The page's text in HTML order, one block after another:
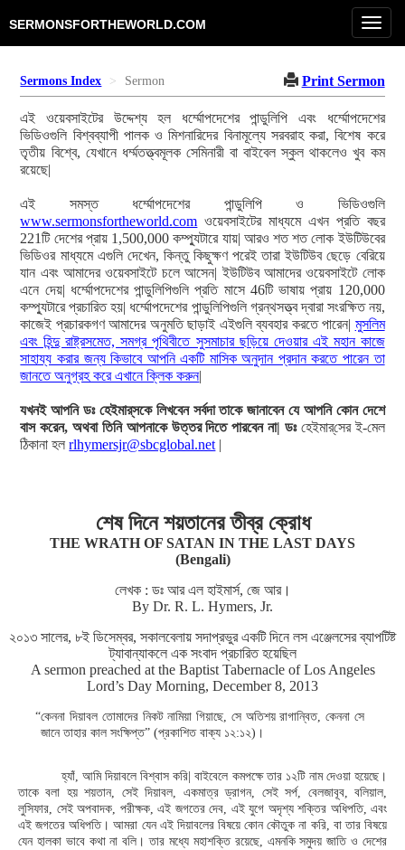
SERMONSFORTHEWORLD.COM
Sermons Index Sermon Print Sermon
এই ওয়েবসাইটের উদ্দেশ্য হল ধর্ম্মোপদেশের পান্ডুলিপি এবং ধর্ম্মোপদেশের
ভিডিওগুলি বিশ্বব্যাপী পালক ও মিশনারিদের বিনামূল্যে সরবরাহ করা, বিশেষ করে
তৃতীয় বিশ্বে, যেখানে ধর্ম্মতত্ত্বমূলক সেমিনারী বা বাইবেল স্কুল থাকলেও খুব কম
রয়েছে|
এই সমস্ত ধর্ম্মোপদেশের পান্ডুলিপি ও ভিডিওগুলি
www.sermonsfortheworld.com ওয়েবসাইটের মাধ্যমে এখন প্রতি বছর
221টি দেশের প্রায় 1,500,000 কম্প্যুটারে যায়| আরও শত শত লোক ইউটিউবের
ভিডিওর মাধ্যমে এগুলি দেখেন, কিন্তু কিছুক্ষণ পরেই তারা ইউটিউব ছেড়ে বেরিয়ে
যান এবং আমাদের ওয়েবসাইটে চলে আসেন| ইউটিউব আমাদের ওয়েবসাইটে লোক
এনে দেয়| ধর্ম্মোপদেশের পান্ডুলিপিগুলি প্রতি মাসে 46টি ভাষায় প্রায় 120,000
কম্প্যুটারে প্রচারিত হয়| ধর্ম্মোপদেশের পান্ডুলিপিগুলি গ্রন্থসত্ত্ব দ্বারা সংরক্ষিত নয়,
কাজেই প্রচারকগণ আমাদের অনুমতি ছাড়াই এইগুলি ব্যবহার করতে পারেন| মুসলিম
এবং হিন্দু রাষ্ট্রসমেত, সমগ্র পৃথিবীতে সুসমাচার ছড়িয়ে দেওয়ার এই মহান কাজে
সাহায্য করার জন্য কিভাবে আপনি একটি মাসিক অনুদান প্রদান করতে পারেন তা
জানতে অনুগ্রহ করে এখানে ক্লিক করুন|
যখনই আপনি ডঃ হেইমার্‌সকে লিখবেন সর্বদা তাকে জানাবেন যে আপনি কোন দেশে
বাস করেন, অথবা তিনি আপনাকে উত্তর দিতে পারবেন না| ডঃহেইমার্‌সের ই-মেল
ঠিকানা হলrlhymersjr@sbcglobal.net |
শেষ দিনে শয়তানের তীব্র ক্রোধ
THE WRATH OF SATAN IN THE LAST DAYS
(Bengali)
লেখক : ডঃ আর এল হাইমার্স, জে আর।
By Dr. R. L. Hymers, Jr.
২০১৩ সালের, ৮ই ডিসেম্বর, সকালবেলায় সদাপ্রভুর একটি দিনে লস এঞ্জেলসের ব্যাপটিষ্ট
ট্যাবান্যাকলে এক সংবাদ প্রচারিত হয়েছিল
A sermon preached at the Baptist Tabernacle of Los Angeles
Lord’s Day Morning, December 8, 2013
“কেননা দিয়াবল তোমাদের নিকট নামিয়া গিয়াছে, সে অতিশয় রাগান্বিত, কেননা সে
জানে তাহার কাল সংক্ষিপ্ত” (প্রকাশিত বাক্য ১২:১২)।
হ্যাঁ, আমি দিয়াবলে বিশ্বাস করি| বাইবেলে কমপক্ষে তার ১২টি নাম দেওয়া হয়েছে।
তাকে বলা হয় শয়তান, সেই দিয়াবল, একমাত্র ড্রাগন, সেই সর্প, বেলজাবূব, বলিয়াল,
লুসিফার, সেই অপবাদক, পরীক্ষক, এই জগতের দেব, এই যুগে অদৃশ্য শক্তির অধিপতি, এবং
এই জগতের অধিপতি। আমরা যেন এই দিয়াবলের বিষয়ে কোন কৌতুক না করি, বা তার বিষয়ে
যেন হালকা ভাবে কথা না বলি। তার মধ্যে মহাশক্তি রয়েছে, এমনকি সমুদয় জাতি ও দেশের